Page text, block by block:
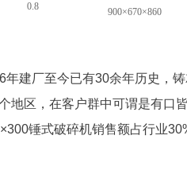
0.8 900×670×860
建厂至今已有30余年历史，
地区，在客户群中可谓是有口
锤式破碎机销售额占行业